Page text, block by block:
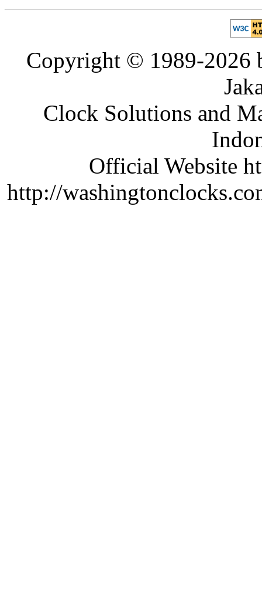
Copyright © 1989-2026
Clock Solutions and
Official Website
http://